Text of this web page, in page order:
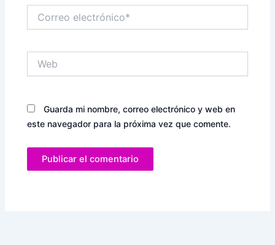
electrónico*
Guarda mi nombre, correo electrónico y web en
este navegador para la próxima vez que comente.